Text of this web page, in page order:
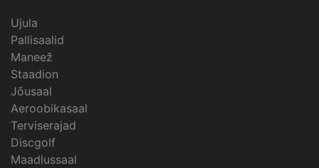
Ujula
Pallisaalid
Maneež
Staadion
Jõusaal
Aeroobikasaal
Terviserajad
Discgolf
Maadlussaal